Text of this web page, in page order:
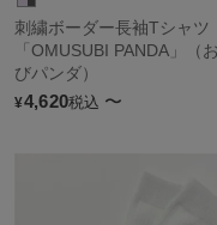
刺繍ボーダー長袖Tシャツ
「OMUSUBI PANDA」（
びパンダ）
¥4,620税込 〜